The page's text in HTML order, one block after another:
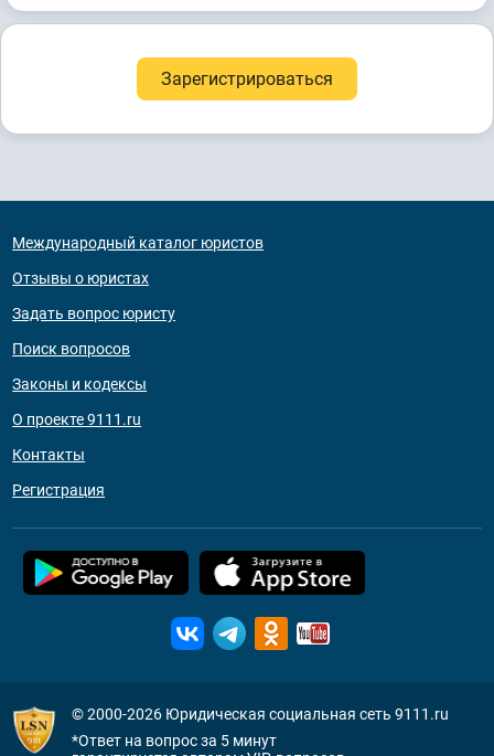
Зарегистрироваться
Международный каталог юристов
Отзывы о юристах
Задать вопрос юристу
Поиск вопросов
Законы и кодексы
О проекте 9111.ru
Контакты
Регистрация
© 2000-2026 Юридическая социальная сеть 9111.ru
*Ответ на вопрос за 5 минут